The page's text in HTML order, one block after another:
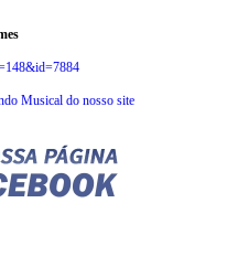
Musical do nosso site